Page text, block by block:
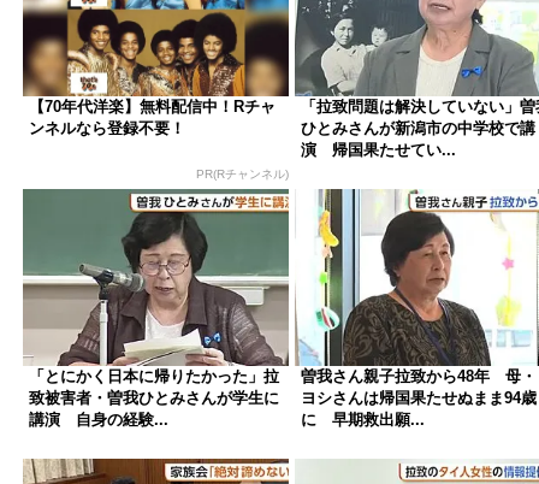
【70年代洋楽】無料配信中！Rチャ
ンネルなら登録不要！
PR(Rチャンネル)
「拉致問題は解決していない」曽
ひとみさんが新潟市の中学校で講
演 帰国果たせてい...
「とにかく日本に帰りたかった」拉
致被害者・曽我ひとみさんが学生に
講演 自身の経験...
曽我さん親子拉致から48年 母・
ヨシさんは帰国果たせぬまま94歳
に 早期救出願...